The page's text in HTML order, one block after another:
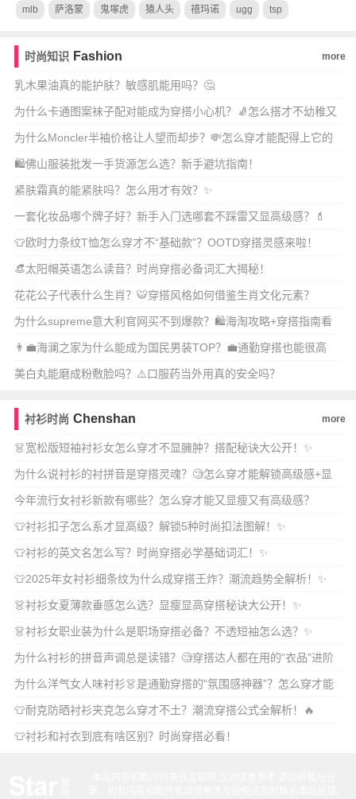
mlb 萨洛蒙 鬼塚虎 猿人头 禧玛诺 ugg tsp
时尚知识 Fashion more
乳木果油真的能护肤？敏感肌能用吗？🤔
为什么卡通图案袜子配对能成为穿搭小心机？🧦怎么搭才不幼稚又
显个性？
为什么Moncler半袖价格让人望而却步？💸怎么穿才能配得上它的
身价？
🛍️佛山服装批发一手货源怎么选？新手避坑指南！
紧肤霜真的能紧肤吗？怎么用才有效？✨
一套化妆品哪个牌子好？新手入门选哪套不踩雷又显高级感？💄
👕欧时力条纹T恤怎么穿才不“基础款”？OOTD穿搭灵感来啦！
👒太阳帽英语怎么读音？时尚穿搭必备词汇大揭秘！
花花公子代表什么生肖？🐯穿搭风格如何借鉴生肖文化元素？
为什么supreme意大利官网买不到爆款？🛍️海淘攻略+穿搭指南看
这篇！
👨‍💼海澜之家为什么能成为国民男装TOP？💼通勤穿搭也能很高
级！
美白丸能磨成粉敷脸吗？⚠️口服药当外用真的安全吗？
衬衫时尚 Chenshan more
👗宽松版短袖衬衫女怎么穿才不显臃肿？搭配秘诀大公开！✨
为什么说衬衫的衬拼音是穿搭灵魂？🧐怎么穿才能解锁高级感+显
瘦秘诀？
今年流行女衬衫新款有哪些？怎么穿才能又显瘦又有高级感？
👕衬衫扣子怎么系才显高级？解锁5种时尚扣法图解！✨
👕衬衫的英文名怎么写？时尚穿搭必学基础词汇！✨
👕2025年女衬衫细条纹为什么成穿搭王炸？潮流趋势全解析！✨
👗衬衫女夏薄款垂感怎么选？显瘦显高穿搭秘诀大公开！✨
👗衬衫女职业装为什么是职场穿搭必备？不透短袖怎么选？✨
为什么衬衫的拼音声调总是读错？🧐穿搭达人都在用的“衣品”进阶
技巧有哪些？
为什么洋气女人味衬衫👗是通勤穿搭的“氛围感神器”？怎么穿才能
又飒又撩不撞款？
👕耐克防晒衬衫夹克怎么穿才不土？潮流穿搭公式全解析！🔥
👕衬衫和衬衣到底有啥区别？时尚穿搭必看！